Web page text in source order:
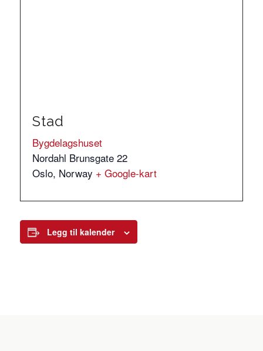
Stad
Bygdelagshuset
Nordahl Brunsgate 22
Oslo, Norway + Google-kart
Legg til kalender